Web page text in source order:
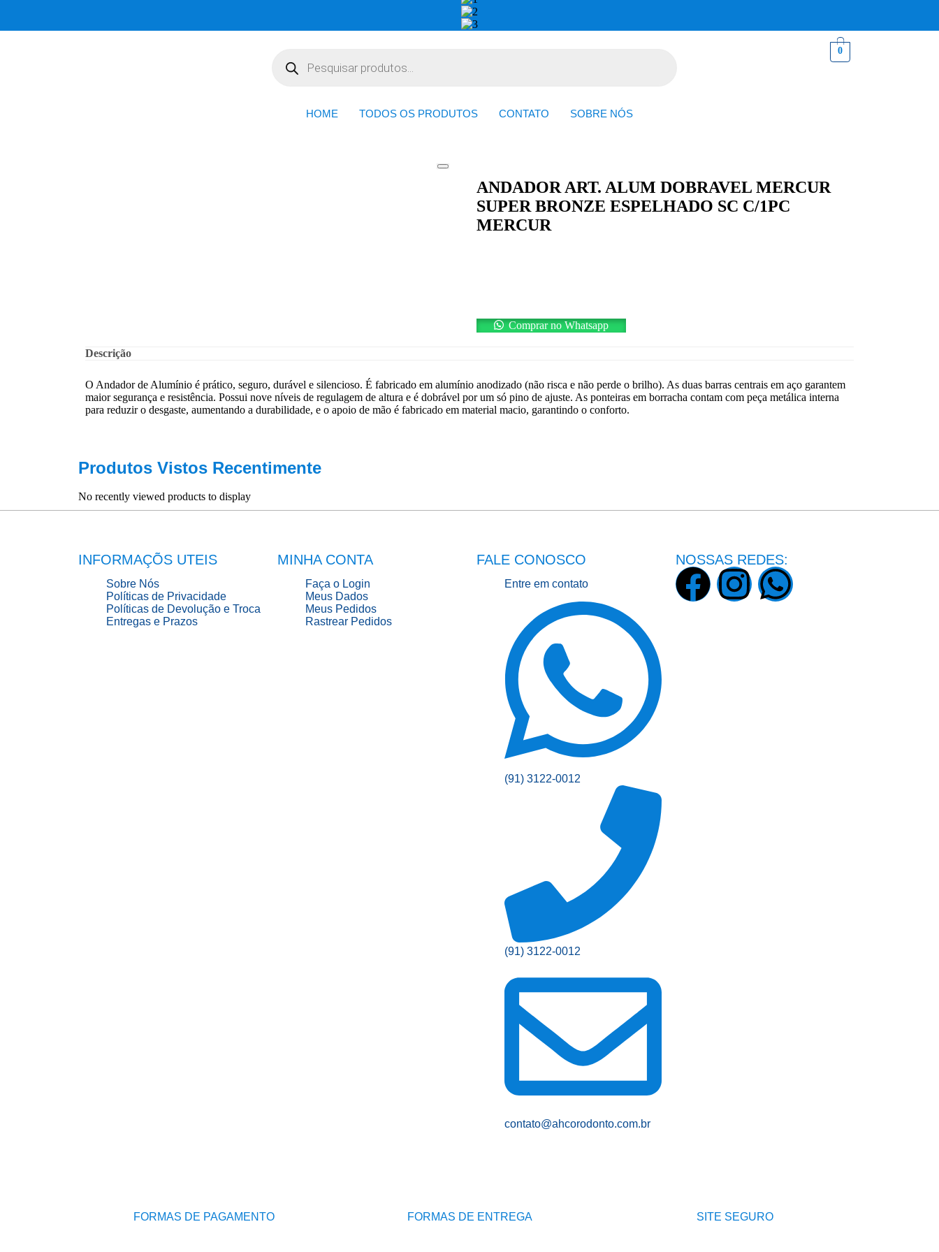
0
HOME TODOS OS PRODUTOS CONTATO SOBRE NÓS
ANDADOR ART. ALUM DOBRAVEL MERCUR
SUPER BRONZE ESPELHADO SC C/1PC
MERCUR
Comprar no Whatsapp
Descrição
O Andador de Alumínio é prático, seguro, durável e silencioso. É fabricado em alumínio anodizado (não risca e não perde o brilho). As duas barras centrais em aço garantem
maior segurança e resistência. Possui nove níveis de regulagem de altura e é dobrável por um só pino de ajuste. As ponteiras em borracha contam com peça metálica interna
para reduzir o desgaste, aumentando a durabilidade, e o apoio de mão é fabricado em material macio, garantindo o conforto.
Produtos Vistos Recentimente
No recently viewed products to display
INFORMAÇÕS UTEIS
Sobre Nós
Políticas de Privacidade
Políticas de Devolução e Troca
Entregas e Prazos
MINHA CONTA
Faça o Login
Meus Dados
Meus Pedidos
Rastrear Pedidos
FALE CONOSCO
Entre em contato
(91) 3122-0012
(91) 3122-0012
contato@ahcorodonto.com.br
NOSSAS REDES:
FORMAS DE PAGAMENTO FORMAS DE ENTREGA SITE SEGURO